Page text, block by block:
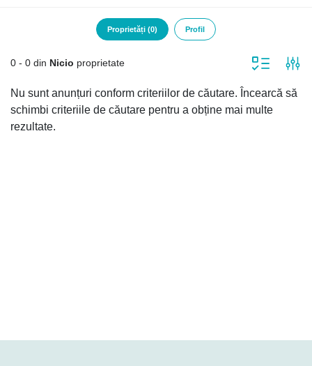
Proprietăți (0) Profil
0 - 0 din Nicio proprietate
Nu sunt anunțuri conform criteriilor de căutare. Încearcă să
schimbi criteriile de căutare pentru a obține mai multe
rezultate.